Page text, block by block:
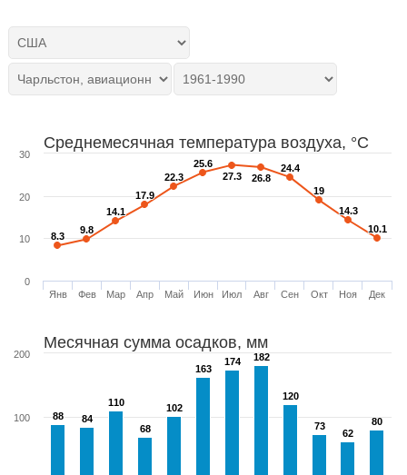
Среднемесячная температура воздуха, °C
8.3
8.3
9.8
9.8
14.1
14.1
17.9
17.9
22.3
22.3
25.6
25.6
27.3
27.3 26.8
26.8
24.4
24.4
19
19
14.3
14.3
10.1
10.1
Янв Фев Мар Апр Май Июн Июл Авг Сен Окт Ноя Дек
0
10
20
30
Месячная сумма осадков, мм
88
88 84
84
110
110
68
68
102
102
163
163
174
174 182
182
120
120
73
73
62
62
80
80
100
200